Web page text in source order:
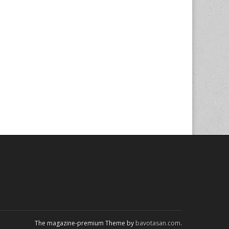
The magazine-premium Theme bybavotasan.com.